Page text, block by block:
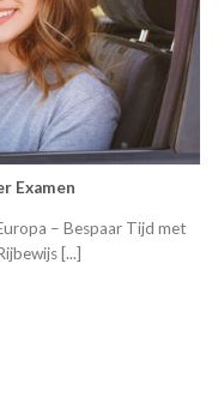
Examen
– Bespaar Tijd met
[...]